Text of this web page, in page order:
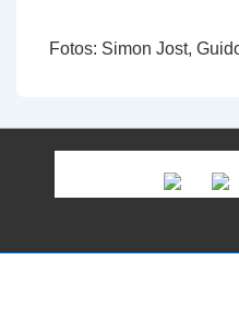
Fotos: Simon Jost,